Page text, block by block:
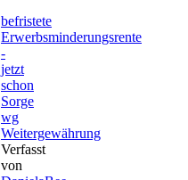
befristete
Erwerbsminderungsrente
-
jetzt
schon
Sorge
wg
Weitergewährung
Verfasst
von